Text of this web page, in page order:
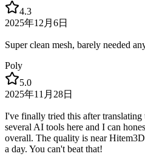
4.3
2025年12月6日
Super clean mesh, barely needed
Poly
5.0
2025年11月28日
I've finally tried this after translating
several AI tools here and I can
overall. The quality is near
a day. You can't beat that!